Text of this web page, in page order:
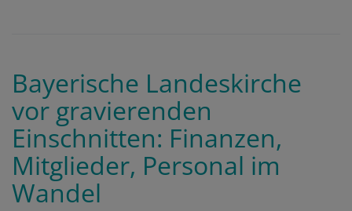
Bayerische Landeskirche
vor gravierenden
Einschnitten: Finanzen,
Mitglieder, Personal im
Wandel